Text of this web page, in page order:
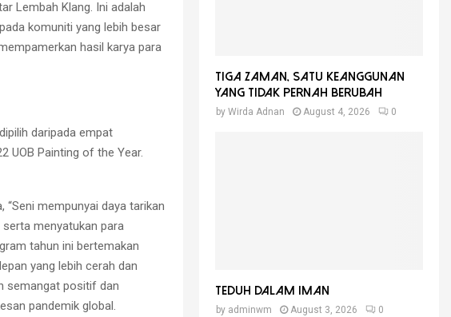
Lembah Klang. Ini adalah
komuniti yang lebih besar
hasil karya para
daripada empat
UOB Painting of the Year.
“Seni mempunyai daya tarikan
menyatukan para
tahun ini bertemakan
yang lebih cerah dan
semangat positif dan
pandemik global.
Tiga Zaman, Satu Keanggunan
Yang Tidak Pernah Berubah
by Wirda Adnan August 4, 2026 0
Teduh Dalam Iman
by adminwm August 3, 2026 0